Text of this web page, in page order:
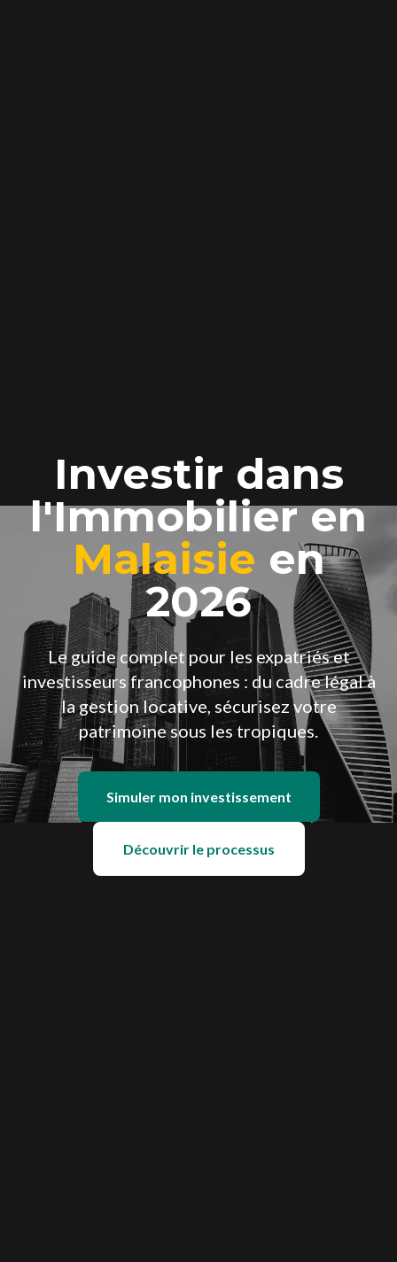
Investir dans
l'Immobilier en
Malaisie en
2026
Le guide complet pour les expatriés et
investisseurs francophones : du cadre légal à
la gestion locative, sécurisez votre
patrimoine sous les tropiques.
Simuler mon investissement
Découvrir le processus